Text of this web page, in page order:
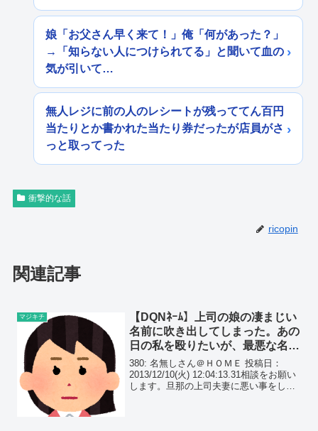
娘「お父さん早く来て！」俺「何があった？」
→「知らない人につけられてる」と聞いて血の
気が引いて…
無人レジに前の人のレシートが残っててん百円
当たりとか書かれた当たり券だったが店員がさ
っと取ってった
衝撃的な話
ricopin
関連記事
マジキチ
【DQNﾈｰﾑ】上司の娘の凄まじい
名前に吹き出してしまった。あの
日の私を殴りたいが、最悪な名前
をつけられた娘さんが可哀想…
380: 名無しさん＠ＨＯＭＥ 投稿日：
2013/12/10(火) 12:04:13.31相談をお願い
します。旦那の上司夫妻に悪い事をして